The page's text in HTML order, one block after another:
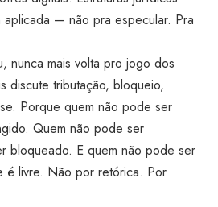
aplicada — não pra especular. Pra
nunca mais volta pro jogo dos
discute tributação, bloqueio,
Porque quem não pode ser
Quem não pode ser
bloqueado. E quem não pode ser
é livre. Não por retórica. Por